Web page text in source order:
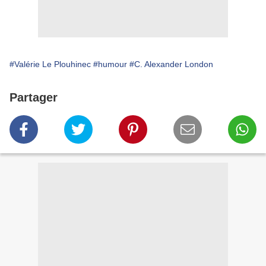
#Valérie Le Plouhinec #humour #C. Alexander London
Partager